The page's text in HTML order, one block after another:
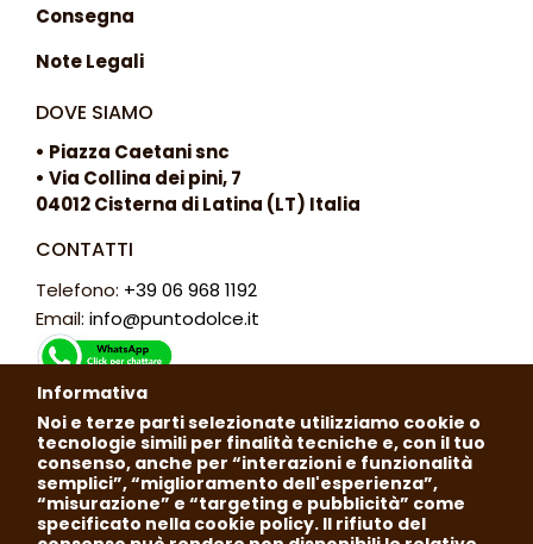
Consegna
Note Legali
DOVE SIAMO
• Piazza Caetani snc
• Via Collina dei pini, 7
04012 Cisterna di Latina (LT) Italia
CONTATTI
Telefono: +39 06 968 1192
Email: info@puntodolce.it
ORARI
Lunedì: chiuso
Martedì - Sabato: 7:30 - 13:00 / 16:00 - 20:00
Domenica: 7:30 - 13:30
Informativa
Noi e terze parti selezionate utilizziamo cookie o
tecnologie simili per finalità tecniche e, con il tuo
consenso, anche per “interazioni e funzionalità
semplici”, “miglioramento dell'esperienza”,
“misurazione” e “targeting e pubblicità” come
specificato nella cookie policy. Il rifiuto del